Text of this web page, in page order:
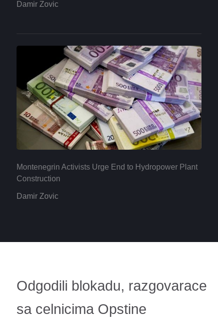
Damir Zovic
Montenegrin Activists Urge End to Hydropower Plant
Construction
Damir Zovic
Odgodili blokadu, razgovarace
sa celnicima Opstine